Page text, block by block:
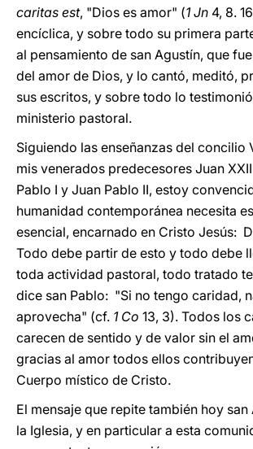
caritas est, "Dios es amor" (1 Jn 4, 8.
encíclica, y sobre todo su primera
al pensamiento de san Agustín, que
del amor de Dios, y lo cantó, meditó,
sus escritos, y sobre todo lo
ministerio pastoral.
Siguiendo las enseñanzas del concilio
mis venerados predecesores Juan
Pablo I y Juan Pablo II, estoy
humanidad contemporánea necesita
esencial, encarnado en Cristo Jesús:
Todo debe partir de esto y todo debe
toda actividad pastoral, todo tratado
dice san Pablo: "Si no tengo caridad,
aprovecha" (cf. 1 Co 13, 3). Todos los
carecen de sentido y de valor sin el
gracias al amor todos ellos
Cuerpo místico de Cristo.
El mensaje que repite también hoy
la Iglesia, y en particular a esta